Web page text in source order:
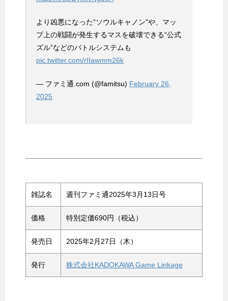
より凶悪になった“ソウルキャノン”や、マッ
プ上の戦闘が発生するマスを破壊できる“公式
ズル”などのバトルシステムも
pic.twitter.com/rIIawmm26k
— ファミ通.com (@famitsu) February 26,
2025
雑誌名 週刊ファミ通2025年3月13日号
価格 特別定価690円（税込）
発売日 2025年2月27日（木）
発行 株式会社KADOKAWA Game Linkage